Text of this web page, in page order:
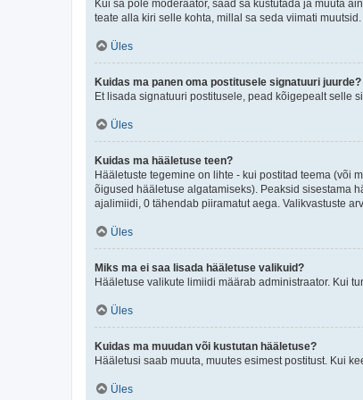
Kui sa pole moderaator, saad sa kustutada ja muuta
teate alla kiri selle kohta, millal sa seda viimati
Üles
Kuidas ma panen oma postitusele signatuuri juurde?
Et lisada signatuuri postitusele, pead kõigepealt selle
Üles
Kuidas ma hääletuse teen?
Hääletuste tegemine on lihte - kui postitad teema (või
õigused hääletuse algatamiseks). Peaksid sisestama
ajalimiidi, 0 tähendab piiramatut aega. Valikvastuste
Üles
Miks ma ei saa lisada hääletuse valikuid?
Hääletuse valikute limiidi määrab administraator. Kui
Üles
Kuidas ma muudan või kustutan hääletuse?
Hääletusi saab muuta, muutes esimest postitust. Kui
Üles